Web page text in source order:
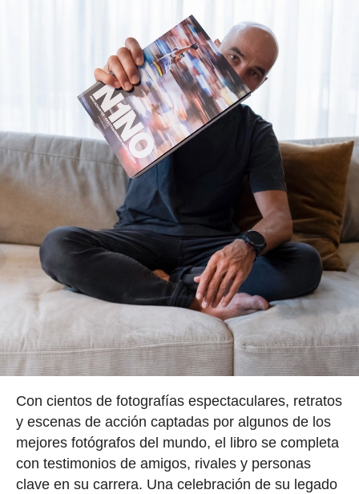
Con cientos de fotografías espectaculares, retratos
y escenas de acción captadas por algunos de los
mejores fotógrafos del mundo, el libro se completa
con testimonios de amigos, rivales y personas
clave en su carrera. Una celebración de su legado